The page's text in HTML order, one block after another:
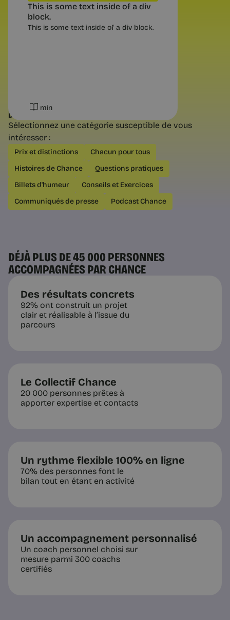
4 min
Tendances RH
Et si mon prochain métier ne
servait à rien non plus ? | Chance
La distinction de David Graeber entre
emplois inutiles et emplois
indispensables mal payés. Comment
évaluer l’utilité réelle d’un projet
5 min
Tendances RH
De la performance à la
This is some text inside of a div
block.
This is some text inside of a div block.
min
DÉCOUVREZ NOS AUTRES CATÉGORIES
Sélectionnez une catégorie susceptible de vous
intéresser :
Prix et distinctions
Chacun pour tous
Histoires de Chance
Questions pratiques
Billets d'humeur
Conseils et Exercices
Communiqués de presse
Podcast Chance
DÉJÀ PLUS DE 45 000 PERSONNES
ACCOMPAGNÉES PAR CHANCE
Des résultats concrets
92% ont construit un projet
clair et réalisable à l’issue du
parcours
Le Collectif Chance
20 000 personnes prêtes à
apporter expertise et contacts
Un rythme flexible 100% en ligne
70% des personnes font le
bilan tout en étant en activité
Un accompagnement personnalisé
Un coach personnel choisi sur
mesure parmi 300 coachs
certifiés